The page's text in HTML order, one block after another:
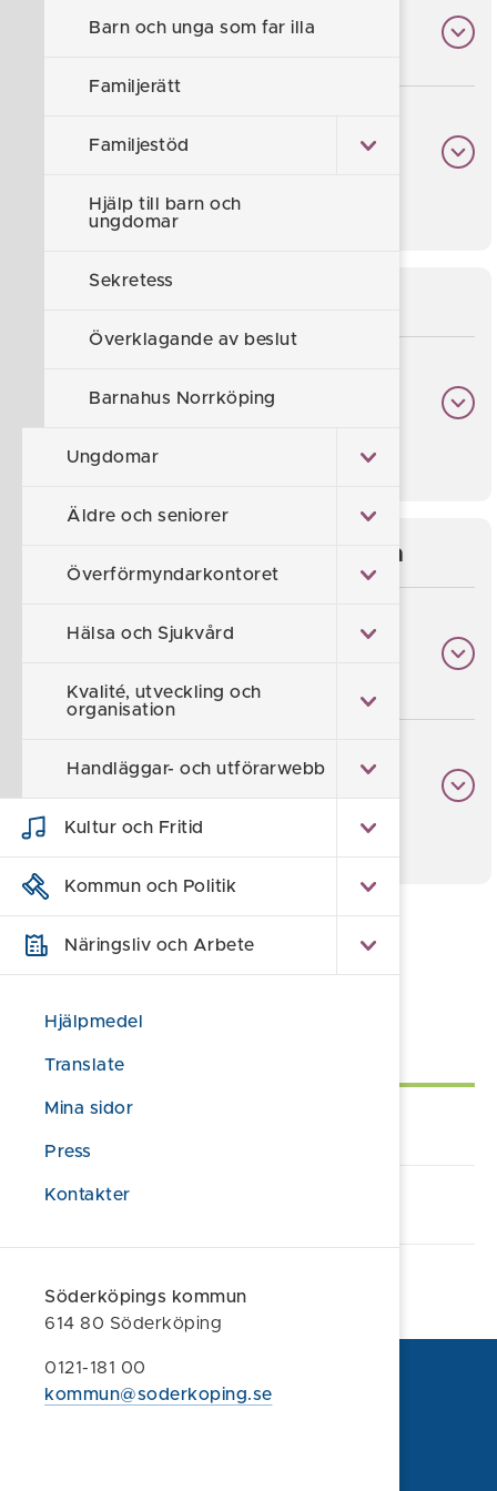
Barn och unga som far illa
Familjerätt
Familjestöd
Hjälp till barn och
ungdomar
Sekretess
Överklagande av beslut
Barnahus Norrköping
Ungdomar
Äldre och seniorer
Överförmyndarkontoret
Hälsa och Sjukvård
Kvalité, utveckling och
organisation
Handläggar- och utförarwebb
Kultur och Fritid
Kommun och Politik
Näringsliv och Arbete
Hjälpmedel
Translate
Mina sidor
Press
Kontakter
Söderköpings kommun
614 80 Söderköping
0121-181 00
kommun@soderkoping.se
Mina rättigheter vid brott
Vad händer på Barnahus
Vad händer på Barnahus
För dig som arbetar med barn
Vad gäller för mig som
Vad gäller för mig som
yrkesperson?
Föreslå en ändring
Självservice
Alla e-tjänster och blanketter